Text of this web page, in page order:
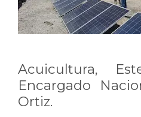
Acuicultura,
Encargado
Ortiz.